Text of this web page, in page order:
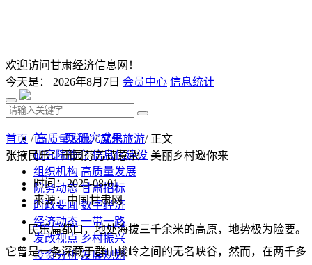
欢迎访问甘肃经济信息网！
今天是： 2026年8月7日 会员中心 信息统计
首 页 研究成果
研究院简介 信息化建设
组织机构 高质量发展
院务动态 甘肃招标
时政要闻 数字经济
经济动态 一带一路
发改视点 乡村振兴
投资分析 发展规划
首页 /高质量发展/文化旅游/ 正文
张掖民乐：田园芬芳诗意浓 美丽乡村邀你来
时间：2025-08-01
来源：中国甘肃网
民乐扁都口，地处海拔三千余米的高原，地势极为险要。
它曾是一条深藏于群山峻岭之间的无名峡谷，然而，在两千多